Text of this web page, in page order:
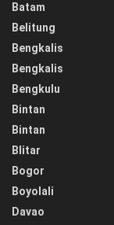
Batam
Belitung
Bengkalis
Bengkalis
Bengkulu
Bintan
Bintan
Blitar
Bogor
Boyolali
Davao